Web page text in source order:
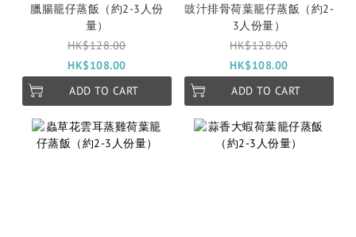
臘腸籠仔蒸飯（約2-3人份
量）
HK$128.00
HK$108.00
ADD TO CART
豉汁排骨荷葉籠仔蒸飯（約2-
3人份量）
HK$128.00
HK$108.00
ADD TO CART